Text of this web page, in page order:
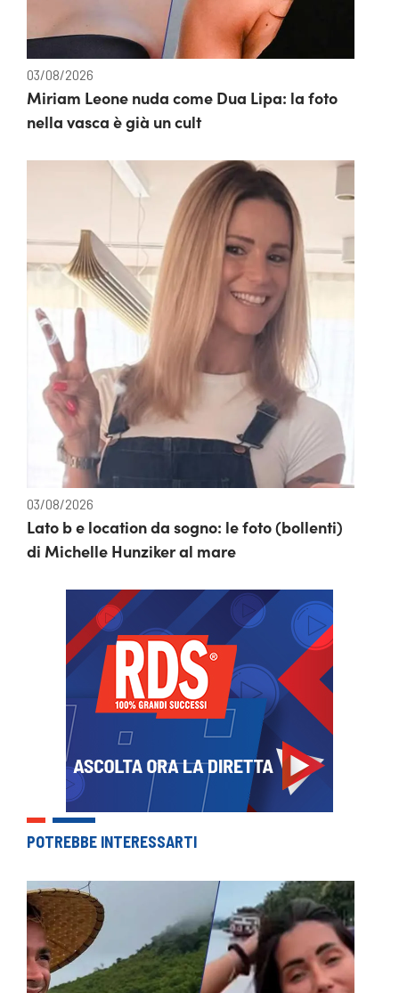
03/08/2026
Miriam Leone nuda come Dua Lipa: la foto
nella vasca è già un cult
03/08/2026
Lato b e location da sogno: le foto (bollenti)
di Michelle Hunziker al mare
POTREBBE INTERESSARTI